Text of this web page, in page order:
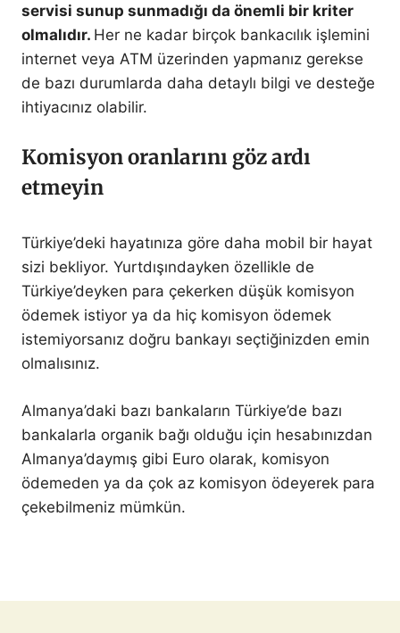
servisi sunup sunmadığı da önemli bir kriter
olmalıdır. Her ne kadar birçok bankacılık işlemini
internet veya ATM üzerinden yapmanız gerekse
de bazı durumlarda daha detaylı bilgi ve desteğe
ihtiyacınız olabilir.
Komisyon oranlarını göz ardı
etmeyin
Türkiye’deki hayatınıza göre daha mobil bir hayat
sizi bekliyor. Yurtdışındayken özellikle de
Türkiye’deyken para çekerken düşük komisyon
ödemek istiyor ya da hiç komisyon ödemek
istemiyorsanız doğru bankayı seçtiğinizden emin
olmalısınız.
Almanya’daki bazı bankaların Türkiye’de bazı
bankalarla organik bağı olduğu için hesabınızdan
Almanya’daymış gibi Euro olarak, komisyon
ödemeden ya da çok az komisyon ödeyerek para
çekebilmeniz mümkün.